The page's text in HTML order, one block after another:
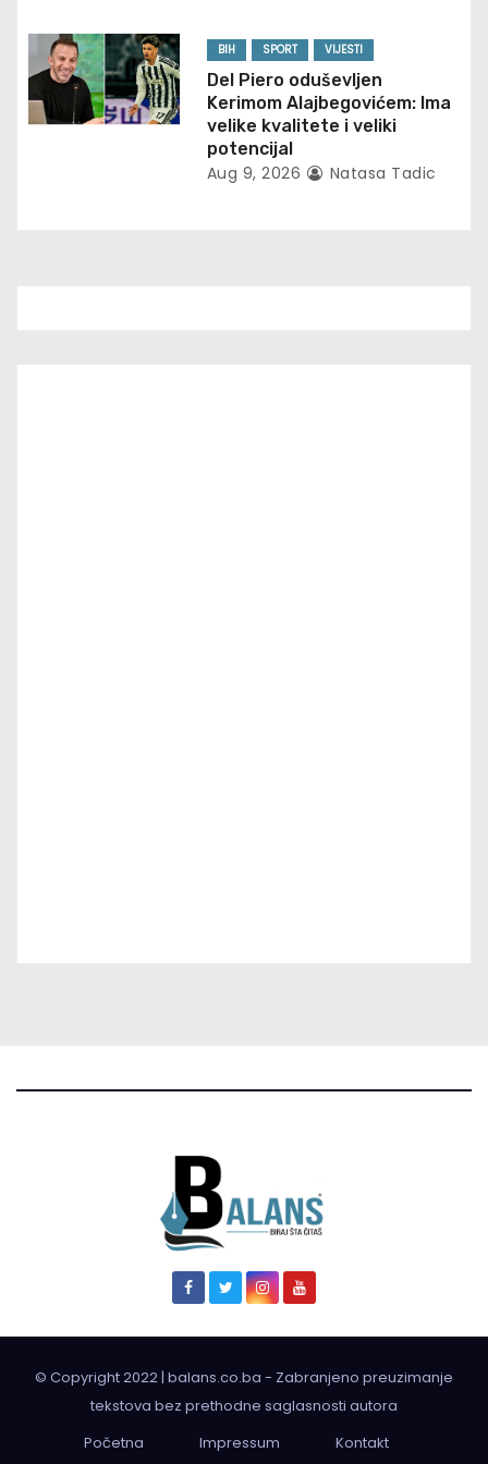
n
BIH SPORT VIJESTI
Del Piero oduševljen
Kerimom Alajbegovićem: Ima
velike kvalitete i veliki
potencijal
Aug 9, 2026 Natasa Tadic
© Copyright 2022 | balans.co.ba - Zabranjeno preuzimanje
tekstova bez prethodne saglasnosti autora
Početna
Impressum Kontakt